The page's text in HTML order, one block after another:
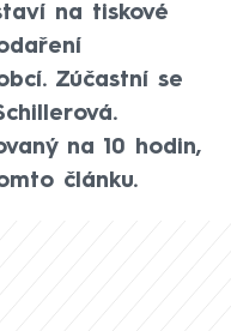
na tiskové
Zúčastní se
na 10 hodin,
článku.